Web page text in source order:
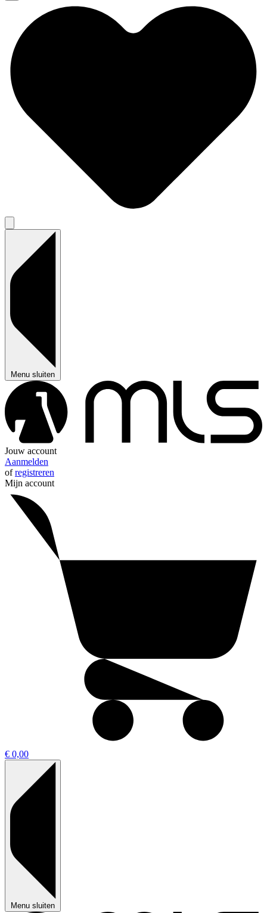
Menu sluiten
Jouw account
Aanmelden
ofregistreren
Mijn account
€ 0,00
Menu sluiten